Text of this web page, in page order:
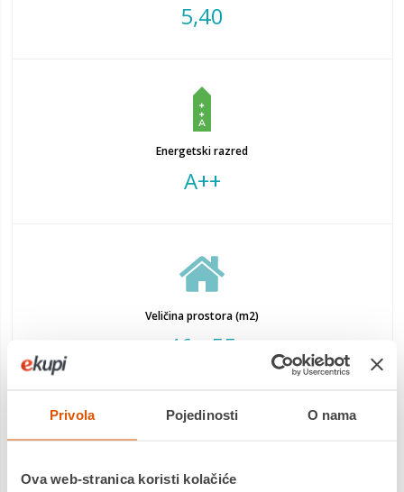
Privola Pojedinosti O nama
Ova web-stranica koristi kolačiće
5,40
Energetski razred
A++
Veličina prostora (m2)
46 - 55
osmišljen je za korisnike koji žele spoj visokih performansi,